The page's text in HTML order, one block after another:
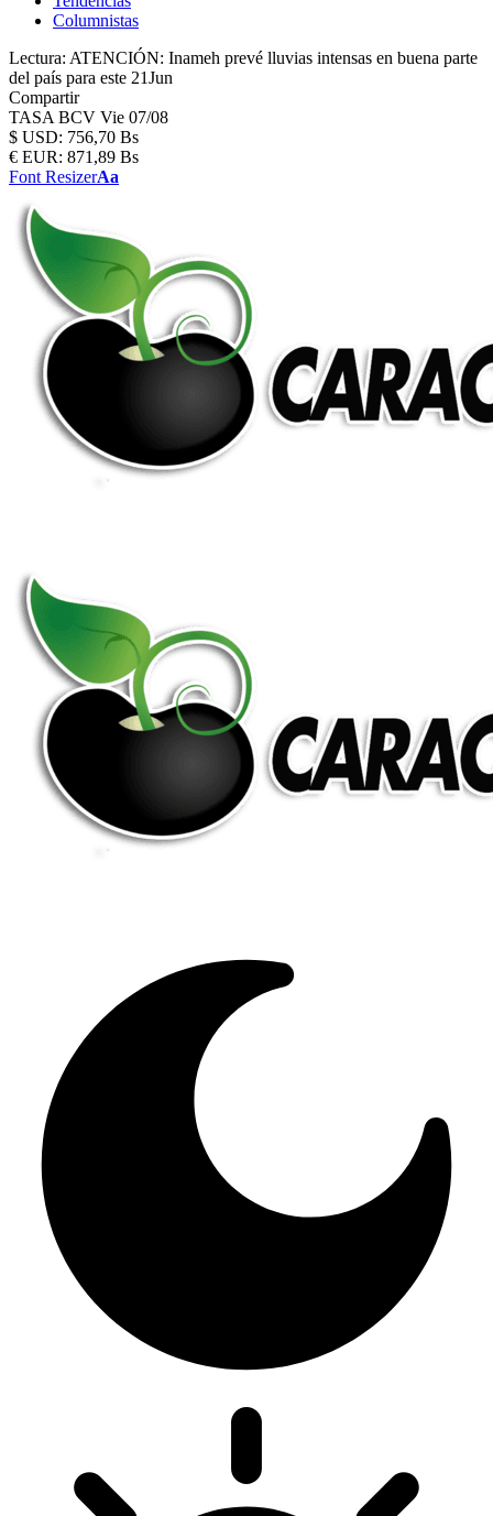
Columnistas
Lectura: ATENCIÓN: Inameh prevé lluvias intensas en buena parte
del país para este 21Jun
Compartir
TASA BCV Vie 07/08
$ USD: 756,70 Bs
€ EUR: 871,89 Bs
Font ResizerAa